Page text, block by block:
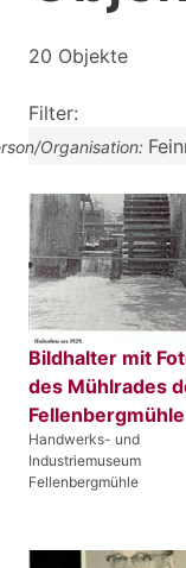
20 Objekte
Filter:
Organisation:
Bildhalter mit
des Mühlrades
Fellenbergmühle
Handwerks- und
Industriemuseum
Fellenbergmühle